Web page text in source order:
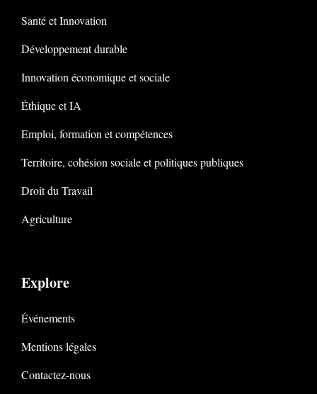
Santé et Innovation
Développement durable
Innovation économique et sociale
Éthique et IA
Emploi, formation et compétences
Territoire, cohésion sociale et politiques publiques
Droit du Travail
Agriculture
Explore
Événements
Mentions légales
Contactez-nous